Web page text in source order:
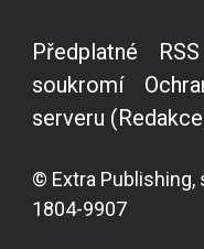
Předplatné RSS
soukromí
serveru
© Extra Publishing,
1804-9907